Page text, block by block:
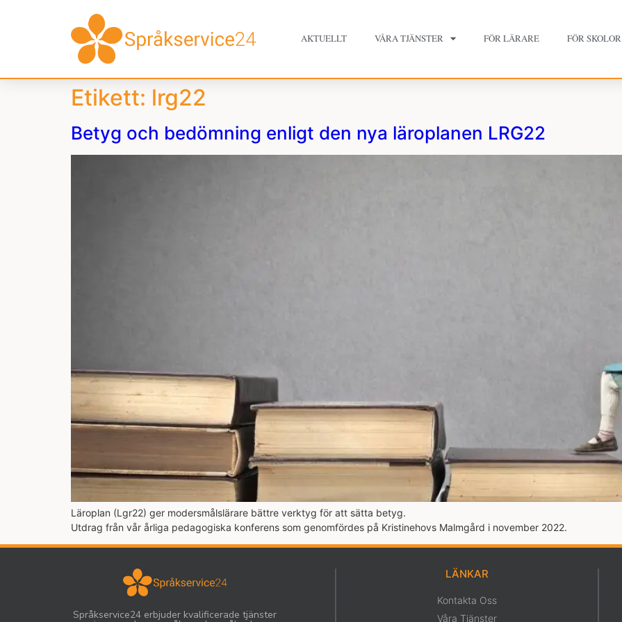
AKTUELLT VÅRA TJÄNSTER FÖR LÄRARE FÖR SKOLOR
Etikett: lrg22
Betyg och bedömning enligt den nya läroplanen LRG22
Läroplan (Lgr22) ger modersmålslärare bättre verktyg för att sätta betyg.
Utdrag från vår årliga pedagogiska konferens som genomfördes på Kristinehovs Malmgård i november 2022.
Språkservice24 erbjuder kvalificerade tjänster
LÄNKAR
Kontakta Oss
Våra Tjänster